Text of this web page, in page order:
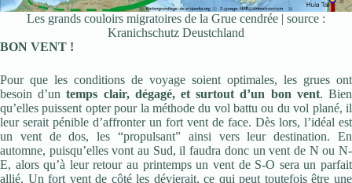
Les grands couloirs migratoires de la Grue cendrée | source :
Kranichschutz Deustchland
BON VENT !
Pour que les conditions de voyage soient optimales, les grues ont
besoin d’untemps clair, dégagé, et surtout d’un bon vent. Bien
qu’elles puissent opter pour la méthode du vol battu ou du vol plané, il
leur serait pénible d’affronter un fort vent de face. Dès lors, l’idéal est
un vent de dos, les “propulsant” ainsi vers leur destination. En
automne, puisqu’elles vont au Sud, il faudra donc un vent de N ou N-
E, alors qu’à leur retour au printemps un vent de S-O sera un parfait
allié. Un fort vent de côté les dévierait, ce qui peut toutefois être une